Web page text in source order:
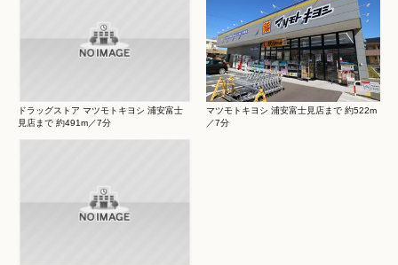
ドラッグストア マツモトキヨシ 浦安富士
見店まで 約491m／7分
マツモトキヨシ 浦安富士見店まで 約522m
／7分